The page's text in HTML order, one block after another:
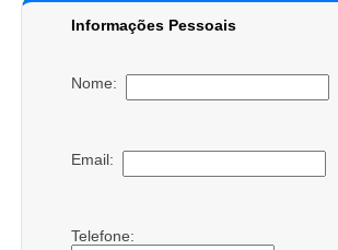
Informações Pessoais
Nome:
Email:
Telefone: